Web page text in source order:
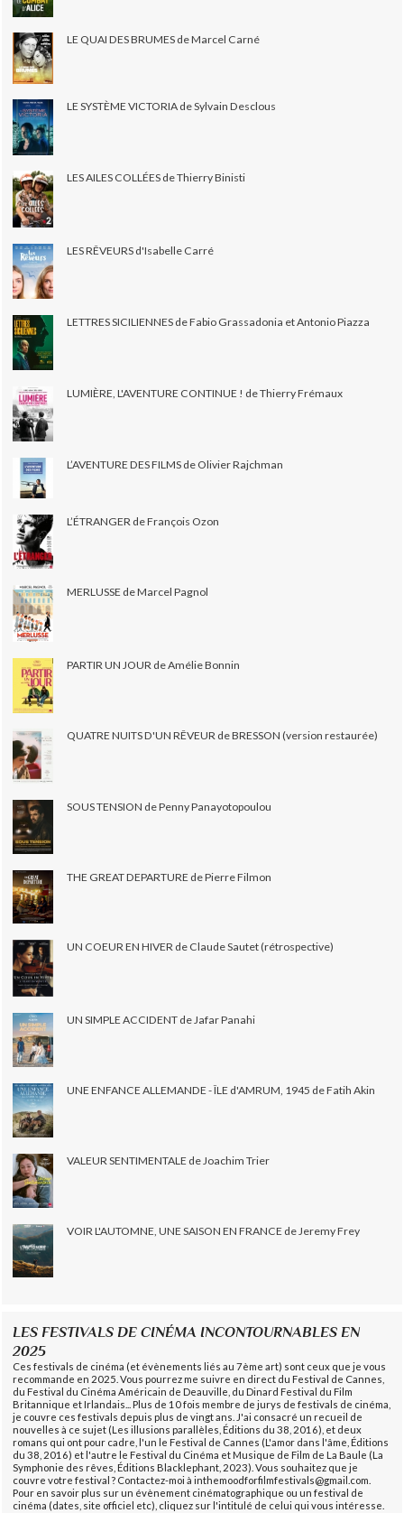
LE QUAI DES BRUMES de Marcel Carné
LE SYSTÈME VICTORIA de Sylvain Desclous
LES AILES COLLÉES de Thierry Binisti
LES RÊVEURS d'Isabelle Carré
LETTRES SICILIENNES de Fabio Grassadonia et Antonio Piazza
LUMIÈRE, L'AVENTURE CONTINUE ! de Thierry Frémaux
L’AVENTURE DES FILMS de Olivier Rajchman
L’ÉTRANGER de François Ozon
MERLUSSE de Marcel Pagnol
PARTIR UN JOUR de Amélie Bonnin
QUATRE NUITS D'UN RÊVEUR de BRESSON (version restaurée)
SOUS TENSION de Penny Panayotopoulou
THE GREAT DEPARTURE de Pierre Filmon
UN COEUR EN HIVER de Claude Sautet (rétrospective)
UN SIMPLE ACCIDENT de Jafar Panahi
UNE ENFANCE ALLEMANDE - ÎLE d'AMRUM, 1945 de Fatih Akin
VALEUR SENTIMENTALE de Joachim Trier
VOIR L'AUTOMNE, UNE SAISON EN FRANCE de Jeremy Frey
LES FESTIVALS DE CINÉMA INCONTOURNABLES EN
2025
Ces festivals de cinéma (et évènements liés au 7ème art) sont ceux que je vous
recommande en 2025. Vous pourrez me suivre en direct du Festival de Cannes,
du Festival du Cinéma Américain de Deauville, du Dinard Festival du Film
Britannique et Irlandais... Plus de 10 fois membre de jurys de festivals de cinéma,
je couvre ces festivals depuis plus de vingt ans. J'ai consacré un recueil de
nouvelles à ce sujet (Les illusions parallèles, Éditions du 38, 2016), et deux
romans qui ont pour cadre, l'un le Festival de Cannes (L'amor dans l'âme, Éditions
du 38, 2016) et l'autre le Festival du Cinéma et Musique de Film de La Baule (La
Symphonie des rêves, Éditions Blacklephant, 2023). Vous souhaitez que je
couvre votre festival ? Contactez-moi à inthemoodforfilmfestivals@gmail.com.
Pour en savoir plus sur un évènement cinématographique ou un festival de
cinéma (dates, site officiel etc), cliquez sur l'intitulé de celui qui vous intéresse.